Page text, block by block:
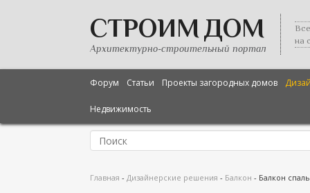
СТРОИМ ДОМ
Архитектурно-строительный портал
на
Форум Статьи Проекты загородных домов
Недвижимость
Главная - Дизайнерские решения - Балкон - Балкон